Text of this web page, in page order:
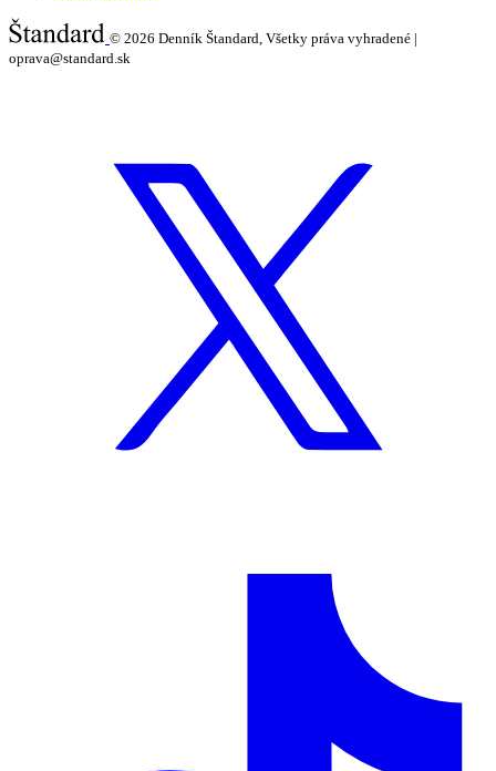
© 2026 Denník Štandard, Všetky práva vyhradené |
oprava@standard.sk